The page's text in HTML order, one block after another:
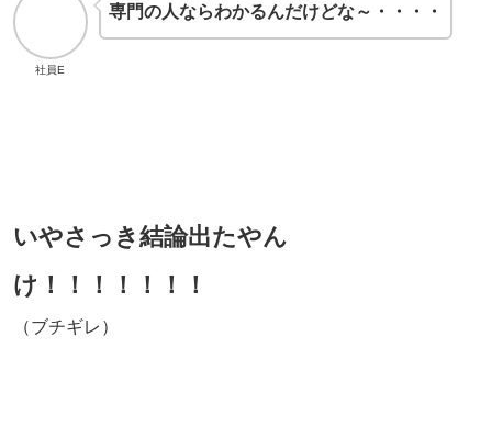
社員E
専門の人ならわかるんだけどな～・・・・
いやさっき結論出たやん
け！！！！！！！
（ブチギレ）